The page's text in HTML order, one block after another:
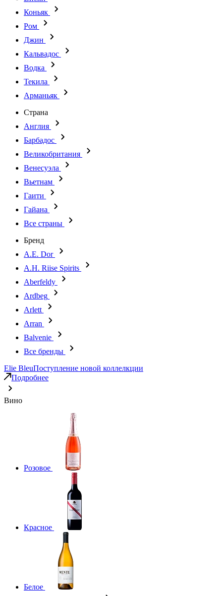
Коньяк
Ром
Джин
Кальвадос
Водка
Текила
Арманьяк
Страна
Англия
Барбадос
Великобритания
Венесуэла
Вьетнам
Гаити
Гайана
Все страны
Бренд
A.E. Dor
A.H. Riise Spirits
Aberfeldy
Ardbeg
Arlett
Arran
Balvenie
Все бренды
Elie BleuПоступление новой коллелкции
Подробнее
Вино
Розовое
Красное
Белое